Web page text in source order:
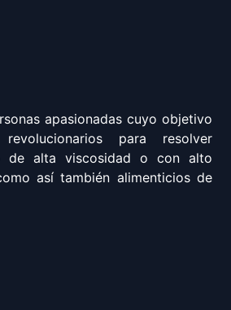
apasionadas cuyo objetivo
para resolver
de alta viscosidad o con alto
así también alimenticios de